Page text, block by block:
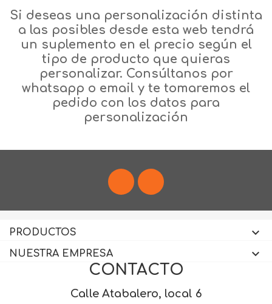
Si deseas una personalización distinta
a las posibles desde esta web tendrá
un suplemento en el precio según el
tipo de producto que quieras
personalizar. Consúltanos por
whatsapp o email y te tomaremos el
pedido con los datos para
personalización
Facebook
PRODUCTOS 
NUESTRA EMPRESA 
CONTACTO
Calle Atabalero, local 6